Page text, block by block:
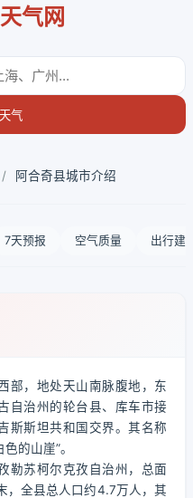
气网
气
/ 阿合奇县城市介绍
7天预报 空气质量 出行建
部，地处天山南脉腹地，东
自治州的轮台县、库车市接
斯斯坦共和国交界。其名称
的山崖”。
勒苏柯尔克孜自治州，总面
，全县总人口约4.7万人，其